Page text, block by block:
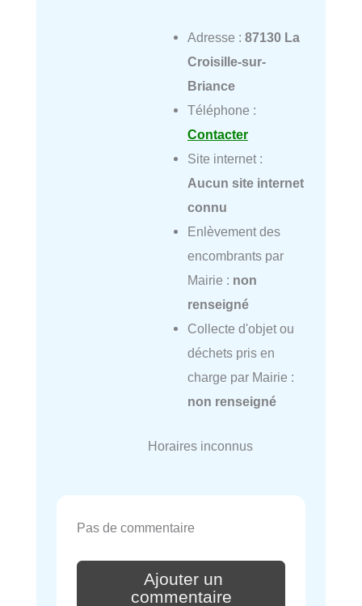
Adresse : 87130 La
Croisille-sur-
Briance
Téléphone :
Contacter
Site internet :
Aucun site internet
connu
Enlèvement des
encombrants par
Mairie : non
renseigné
Collecte d'objet ou
déchets pris en
charge par Mairie :
non renseigné
Horaires inconnus
Pas de commentaire
Ajouter un
commentaire